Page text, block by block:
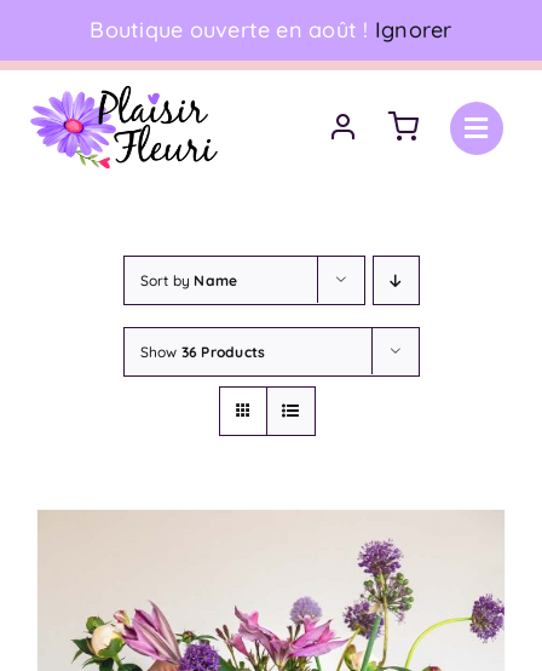
Boutique ouverte en août ! Ignorer
06 18 17 18 94 •Livraison à domicile
Sort by Name
Show 36 Products